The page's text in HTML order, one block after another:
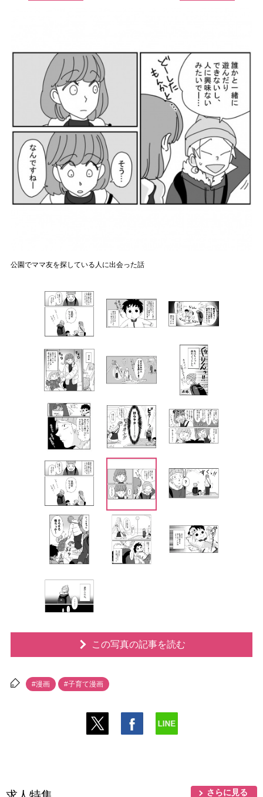
公園でママ友を探している人に出会った話
この写真の記事を読む
#漫画 #子育て漫画
さらに見る